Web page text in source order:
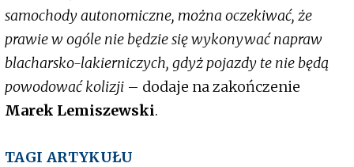
samochody autonomiczne, można oczekiwać, że
prawie w ogóle nie będzie się wykonywać napraw
blacharsko-lakierniczych, gdyż pojazdy te nie będą
powodować kolizji – dodaje na zakończenie
Marek Lemiszewski.
TAGI ARTYKUŁU